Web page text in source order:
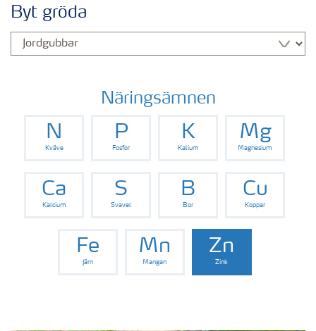
Byt gröda
Näringsämnen
N
Kväve
P
Fosfor
K
Kalium
Mg
Magnesium
Ca
Kalcium
S
Svavel
B
Bor
Cu
Koppar
Fe
Järn
Mn
Mangan
Zn
Zink